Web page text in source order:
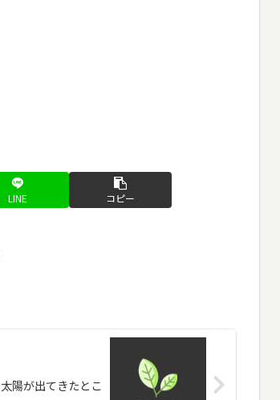
LINE コピー
太陽が出てきたとこ